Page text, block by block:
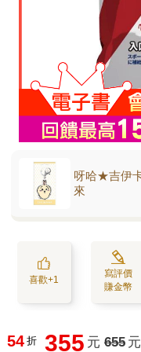
呀哈★吉伊
來
喜歡+1
寫評價
賺金幣
54 折 355 元 655 元